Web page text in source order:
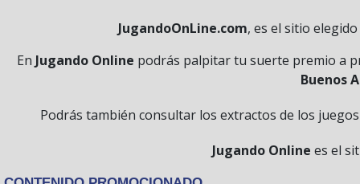
JugandoOnLine.com, es el sitio
En Jugando Online podrás palpitar tu suerte premio a
Buenos
Podrás también consultar los extractos de los
Jugando Online es el